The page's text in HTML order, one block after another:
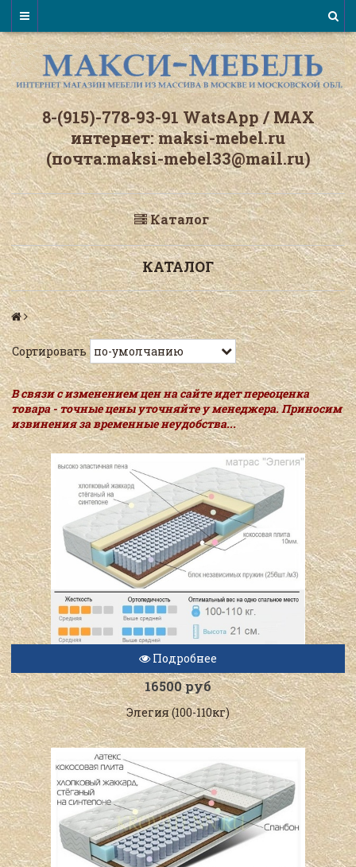
8-(915)-778-93-91 WatsАpp / МАХ
интернет: maksi-mebel.ru
(почта:maksi-mebel33@mail.ru)
Каталог
КАТАЛОГ
Сортировать
В связи с изменением цен на сайте идет переоценка
товара - точные цены уточняйте у менеджера. Приносим
извинения за временные неудобства...
Подробнее
16500 руб
Элегия (100-110кг)